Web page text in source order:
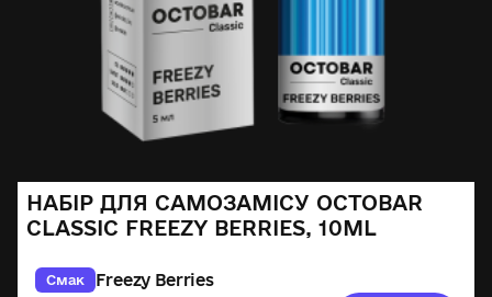
НАБІР ДЛЯ САМОЗАМІСУ OCTOBAR
CLASSIC FREEZY BERRIES, 10ML
Смак Freezу Berries